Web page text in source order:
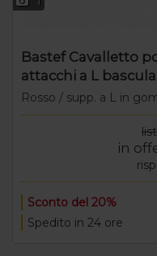
Bastef Cavalletto
attacchi a L
Rosso / supp. a L in
in
Sconto del 20%
Spedito in 24 ore